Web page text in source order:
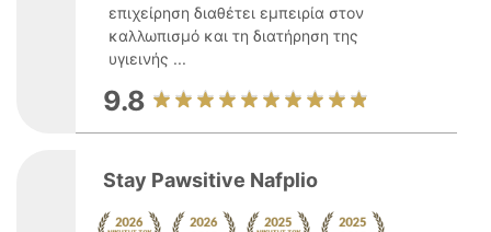
επιχείρηση διαθέτει εμπειρία στον
καλλωπισμό και τη διατήρηση της
υγιεινής ...
9.8
Stay Pawsitive Nafplio